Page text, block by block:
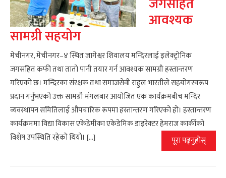
जगसहित
आवश्यक
सामग्री सहयोग
मेचीनगर, मेचीनगर–४ स्थित जागेश्वर शिवालय मन्दिरलाई इलेक्ट्रोनिक
जगसहित कफी तथा तातो पानी तयार गर्न आवश्यक सामग्री हस्तान्तरण
गरिएको छ। मन्दिरका संरक्षक तथा समाजसेवी राहुल भारतीले सहयोगस्वरूप
प्रदान गर्नुभएको उक्त सामग्री मंगलबार आयोजित एक कार्यक्रमबीच मन्दिर
व्यवस्थापन समितिलाई औपचारिक रूपमा हस्तान्तरण गरिएको हो। हस्तान्तरण
कार्यक्रममा विद्या विकास एकेडेमीका एकेडेमिक डाइरेक्टर हेमराज कार्कीको
विशेष उपस्थिति रहेको थियो। […]
पूरा पढ्नुहोस्